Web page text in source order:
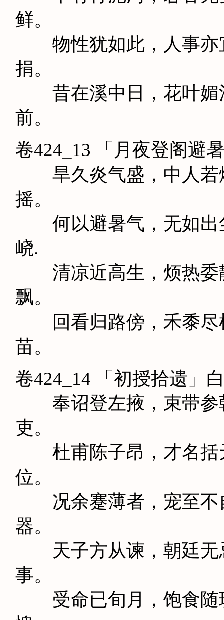
鲜。
物性犹如此，人事亦
捐。
昔在溪中日，花叶媚
前。
卷424_13 「月夜登阁避
旱久炎气盛，中人若
摇。
何以避暑气，无如出
峣.
清凉近高生，烦热委
飘。
回看归路傍，禾黍尽
苗。
卷424_14 「初授拾遗」
奉诏登左掖，束带参
吏。
杜甫陈子昂，才名括
位。
况余蹇薄者，宠至不
器。
天子方从谏，朝廷无
事。
受命已旬月，饱食随